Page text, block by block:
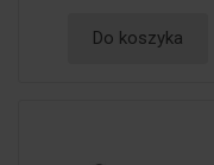
Do koszyka